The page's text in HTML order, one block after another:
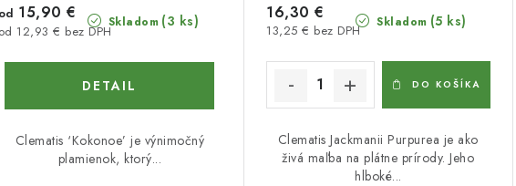
Skladom (3 ks)
od 12,93 € bez DPH
od 15,90 €
DETAIL
Clematis ‘Kokonoe’ je výnimočný
plamienok, ktorý...
Skladom (5 ks)
13,25 € bez DPH
16,30 €
DO KOŠÍKA
Clematis Jackmanii Purpurea je ako
živá maľba na plátne prírody. Jeho
hlboké...